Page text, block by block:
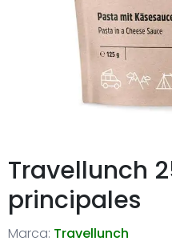
Travellunch
principales
Marca: Travellunch